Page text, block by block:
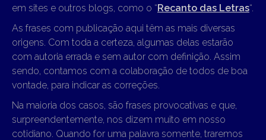
em sites e outros blogs, como o “Recanto das Letras“.
As frases com publicação aqui têm as mais diversas
origens. Com toda a certeza, algumas delas estarão
com autoria errada e sem autor com definição. Assim
sendo, contamos com a colaboração de todos de boa
vontade, para indicar as correções.
Na maioria dos casos, são frases provocativas e que,
surpreendentemente, nos dizem muito em nosso
cotidiano. Quando for uma palavra somente, traremos